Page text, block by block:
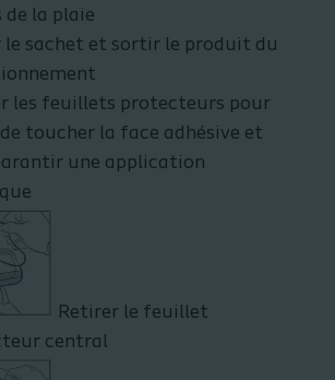
de la plaie
le sachet et sortir le produit du
les feuillets protecteurs pour
toucher la face adhésive et
une application
Retirer le feuillet
central